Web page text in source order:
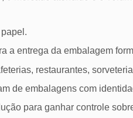
Ela é uma
sentido?
o mercado